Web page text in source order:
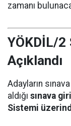
zamanı
YÖKDİL/2
Açıklandı
Adayların
aldığı sınava
Sistemi